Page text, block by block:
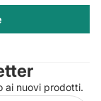
ai nuovi prodotti.